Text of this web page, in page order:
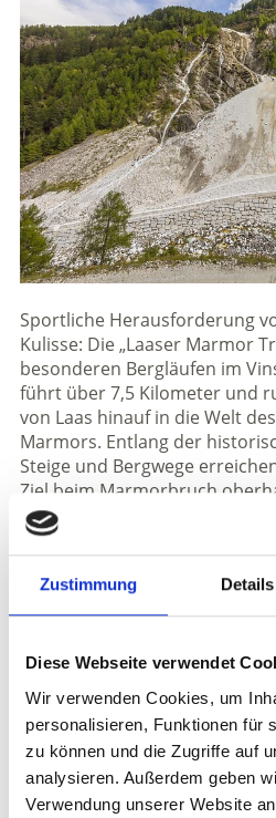
Zustimmung Details
Diese Webseite verwendet
Wir verwenden Cookies, um
personalisieren, Funktionen für
zu können und die Zugriffe auf
analysieren. Außerdem geben
Verwendung unserer Website
Sportliche Herausforderung
Kulisse: Die „Laaser Marmor
besonderen Bergläufen im
führt über 7,5 Kilometer und
von Laas hinauf in die Welt
Marmors. Entlang der
Steige und Bergwege
Ziel beim Marmorbruch
Der regionale Berglauf bietet
FIDAL-Wettkampf für
Inhaber sowie einen Hobby-
sportärztliches Zeugnis. Start
Veranstaltung vom ASC Laas
Anmeldungen sind ab 1. Mai
Informationen unter
Informationen